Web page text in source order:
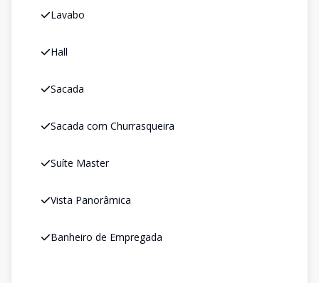
Lavabo
Hall
Sacada
Sacada com Churrasqueira
Suíte Master
Vista Panorâmica
Banheiro de Empregada